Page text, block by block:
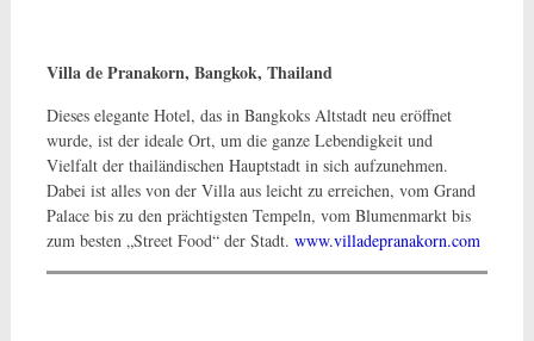
Villa de Pranakorn, Bangkok, Thailand
Dieses elegante Hotel, das in Bangkoks Altstadt neu eröffnet
wurde, ist der ideale Ort, um die ganze Lebendigkeit und
Vielfalt der thailändischen Hauptstadt in sich aufzunehmen.
Dabei ist alles von der Villa aus leicht zu erreichen, vom Grand
Palace bis zu den prächtigsten Tempeln, vom Blumenmarkt bis
zum besten „Street Food“ der Stadt. www.villadepranakorn.com